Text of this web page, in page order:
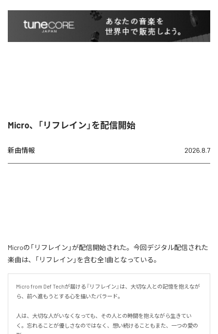
Micro、「リフレイン」を配信開始
新曲情報 2026.8.7
Microの「リフレイン」が配信開始された。今回デジタル配信された
楽曲は、「リフレイン」を含む全1曲となっている。
Micro from Def Techが届ける『リフレイン』は、大切な人との記憶を抱えなが
ら、前へ進もうとする心を描いたバラード。
人は、大切な人がいなくなっても、その人との時間を抱えながら生きてい
く。忘れることが優しさなのではなく、想い続けることもまた、一つの愛の